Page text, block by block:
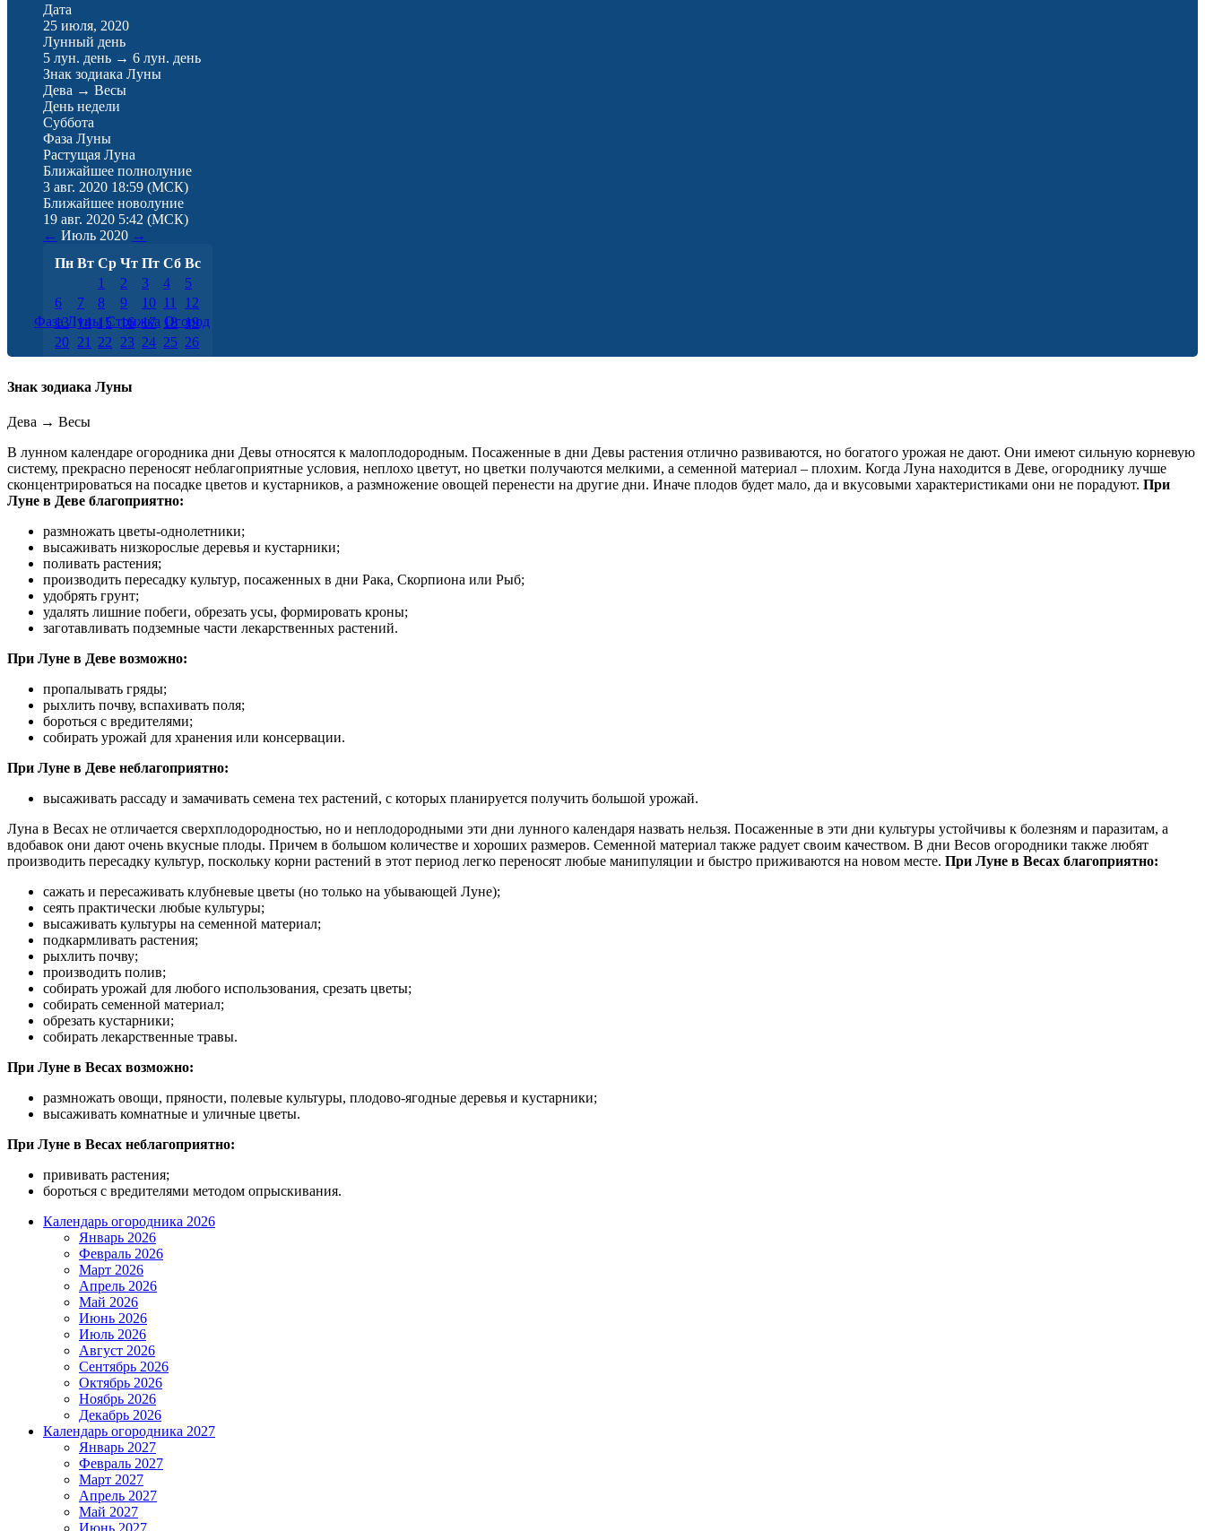
Дата
25 июля, 2020
Лунный день
5 лун. день → 6 лун. день
Знак зодиака Луны
Дева → Весы
День недели
Суббота
Фаза Луны
Растущая Луна
Ближайшее полнолуние
3 авг. 2020 18:59 (МСК)
Ближайшее новолуние
19 авг. 2020 5:42 (МСК)
← Июль 2020 →
Пн Вт Ср Чт Пт Сб Вс
1
2 3 4
5
6
7 8 9 10 11
12
13 14 15 16 17 18 19
20 21 22 23 24 25 26
27 28 29 30 31
Фаза Луны Стрижка Огород
Знак зодиака Луны
Дева → Весы
В лунном календаре огородника дни Девы относятся к малоплодородным. Посаженные в дни Девы растения отлично развиваются, но богатого урожая не дают. Они имеют сильную корневую
систему, прекрасно переносят неблагоприятные условия, неплохо цветут, но цветки получаются мелкими, а семенной материал – плохим. Когда Луна находится в Деве, огороднику лучше
сконцентрироваться на посадке цветов и кустарников, а размножение овощей перенести на другие дни. Иначе плодов будет мало, да и вкусовыми характеристиками они не порадуют. При
Луне в Деве благоприятно:
размножать цветы-однолетники;
высаживать низкорослые деревья и кустарники;
поливать растения;
производить пересадку культур, посаженных в дни Рака, Скорпиона или Рыб;
удобрять грунт;
удалять лишние побеги, обрезать усы, формировать кроны;
заготавливать подземные части лекарственных растений.
При Луне в Деве возможно:
пропалывать гряды;
рыхлить почву, вспахивать поля;
бороться с вредителями;
собирать урожай для хранения или консервации.
При Луне в Деве неблагоприятно:
высаживать рассаду и замачивать семена тех растений, с которых планируется получить большой урожай.
Луна в Весах не отличается сверхплодородностью, но и неплодородными эти дни лунного календаря назвать нельзя. Посаженные в эти дни культуры устойчивы к болезням и паразитам, а
вдобавок они дают очень вкусные плоды. Причем в большом количестве и хороших размеров. Семенной материал также радует своим качеством. В дни Весов огородники также любят
производить пересадку культур, поскольку корни растений в этот период легко переносят любые манипуляции и быстро приживаются на новом месте. При Луне в Весах благоприятно:
сажать и пересаживать клубневые цветы (но только на убывающей Луне);
сеять практически любые культуры;
высаживать культуры на семенной материал;
подкармливать растения;
рыхлить почву;
производить полив;
собирать урожай для любого использования, срезать цветы;
собирать семенной материал;
обрезать кустарники;
собирать лекарственные травы.
При Луне в Весах возможно:
размножать овощи, пряности, полевые культуры, плодово-ягодные деревья и кустарники;
высаживать комнатные и уличные цветы.
При Луне в Весах неблагоприятно:
прививать растения;
бороться с вредителями методом опрыскивания.
Календарь огородника 2026
Январь 2026
Февраль 2026
Март 2026
Апрель 2026
Май 2026
Июнь 2026
Июль 2026
Август 2026
Сентябрь 2026
Октябрь 2026
Ноябрь 2026
Декабрь 2026
Календарь огородника 2027
Январь 2027
Февраль 2027
Март 2027
Апрель 2027
Май 2027
Июнь 2027